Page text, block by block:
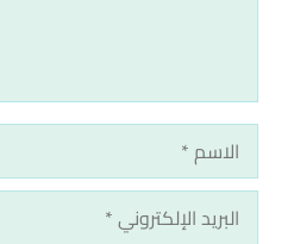
الاسم
البريد